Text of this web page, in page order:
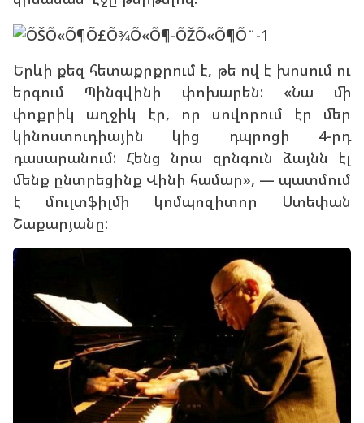
Երևի քեզ հետաքրքրում է, թե ով է խոսում ու
երգում Պինգվինի փոխարեն: «Նա մի
փոքրիկ աղջիկ էր, որ սովորում էր մեր
կինոստուդիային կից դպրոցի 4-րդ
դասարանում: Հենց նրա զրնգուն ձայնն էլ
մենք ընտրեցինք Վինի համար», — պատմում
է մուլտֆիլմի կոմպոզիտոր Ստեփան
Շաքարյանը: